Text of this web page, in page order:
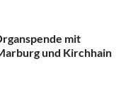
mit
und Kirchhain